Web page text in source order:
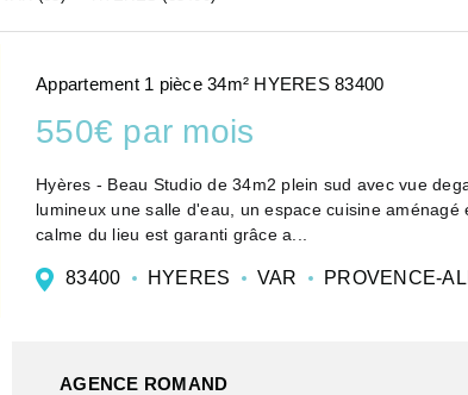
Appartement 1 pièce 34m² HYERES 83400
550€ par mois
Hyères - Beau Studio de 34m2 plein sud avec vue
lumineux une salle d'eau, un espace cuisine aménagé et equipé, et un coin salon situé coté
calme du lieu est garanti grâce a...
83400 HYERES VAR PROVENCE-
AGENCE ROMAND